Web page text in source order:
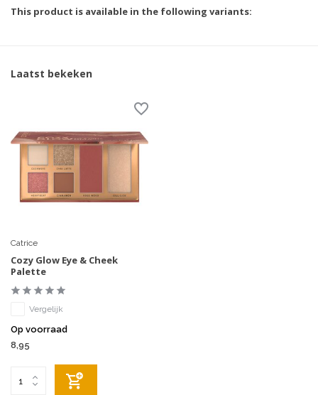
This product is available in the following variants:
Laatst bekeken
Catrice
Cozy Glow Eye & Cheek
Palette
Vergelijk
Op voorraad
8,95